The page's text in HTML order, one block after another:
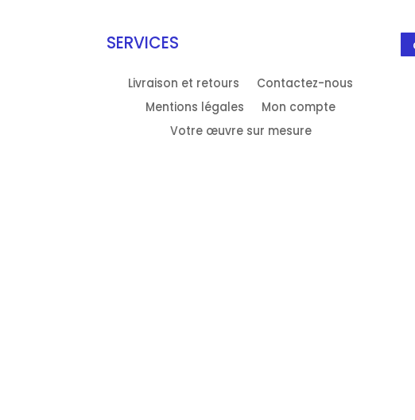
SERVICES
Livraison et retours
Contactez-nous
Mentions légales
Mon compte
Votre œuvre sur mesure